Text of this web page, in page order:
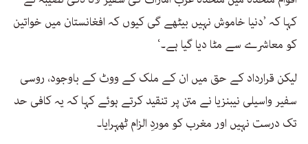
کہا کہ ’دنیا خاموش نہیں بیٹھے گی کیوں کہ افغانستان میں خواتین
کو معاشرے سے مٹا دیا گیا ہے۔‘
لیکن قرارداد کے حق میں ان کے ملک کے ووٹ کے باوجود، روسی
سفیر واسیلی نیبنزیا نے متن پر تنقید کرتے ہوئے کہا کہ یہ کافی حد
تک درست نہیں اور مغرب کو موردِ الزام ٹھہرایا۔